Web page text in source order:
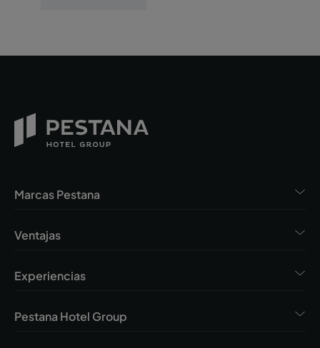
Marcas Pestana
Ventajas
Experiencias
Pestana Hotel Group